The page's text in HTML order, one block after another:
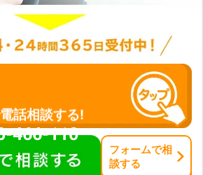
少しでも早く問題を解決したいと思う
方も多いはず。 そのようなときは弊
社「サンダーバードインターナショナ
ル」をご利用ください。 弊社は24時
間365日、お客様からの車の“困っ
た”に対応しております。 年中無休で
のサポート体制だからこそ、どこより
も返答が素早く、迅速な対応が期待で
きます。 お客様の状況を伺い、ロー
ドサービスを提供いたします。 車の
バッテリー上がりはもちろん、ガス欠
やタイヤ交換などそれ以外の自動車ト
話相談する!
466-110
フォームで相
談する